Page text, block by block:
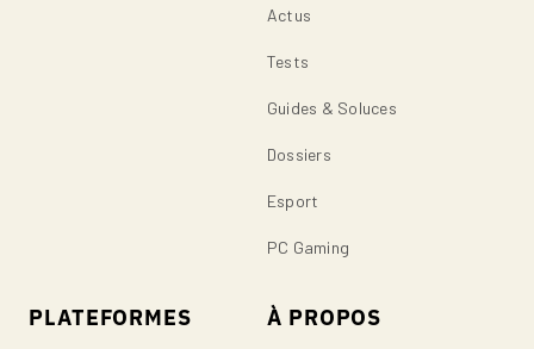
Actus
Tests
Guides & Soluces
Dossiers
Esport
PC Gaming
PLATEFORMES À PROPOS